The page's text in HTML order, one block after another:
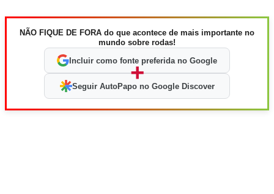
NÃO FIQUE DE FORA do que acontece de mais importante no
mundo sobre rodas!
Incluir como fonte preferida no Google
+
Seguir AutoPapo no Google Discover